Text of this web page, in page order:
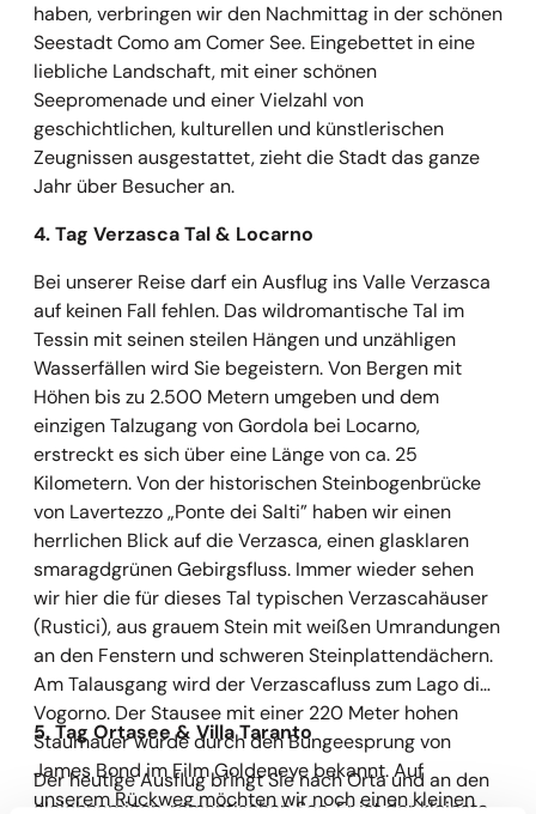
haben, verbringen wir den Nachmittag in der schönen
Seestadt Como am Comer See. Eingebettet in eine
liebliche Landschaft, mit einer schönen
Seepromenade und einer Vielzahl von
geschichtlichen, kulturellen und künstlerischen
Zeugnissen ausgestattet, zieht die Stadt das ganze
Jahr über Besucher an.
4. Tag Verzasca Tal & Locarno
Bei unserer Reise darf ein Ausflug ins Valle Verzasca
auf keinen Fall fehlen. Das wildromantische Tal im
Tessin mit seinen steilen Hängen und unzähligen
Wasserfällen wird Sie begeistern. Von Bergen mit
Höhen bis zu 2.500 Metern umgeben und dem
einzigen Talzugang von Gordola bei Locarno,
erstreckt es sich über eine Länge von ca. 25
Kilometern. Von der historischen Steinbogenbrücke
von Lavertezzo „Ponte dei Salti” haben wir einen
herrlichen Blick auf die Verzasca, einen glasklaren
smaragdgrünen Gebirgsfluss. Immer wieder sehen
wir hier die für dieses Tal typischen Verzascahäuser
(Rustici), aus grauem Stein mit weißen Umrandungen
an den Fenstern und schweren Steinplattendächern.
Am Talausgang wird der Verzascafluss zum Lago di
Vogorno. Der Stausee mit einer 220 Meter hohen
Staumauer wurde durch den Bungeesprung von
James Bond im Film Goldeneye bekannt. Auf
unserem Rückweg möchten wir noch einen kleinen
5. Tag Ortasee & Villa Taranto
Der heutige Ausflug bringt Sie nach Orta und an den
gleichnamigen, romantischen See. Er ist der kleinste